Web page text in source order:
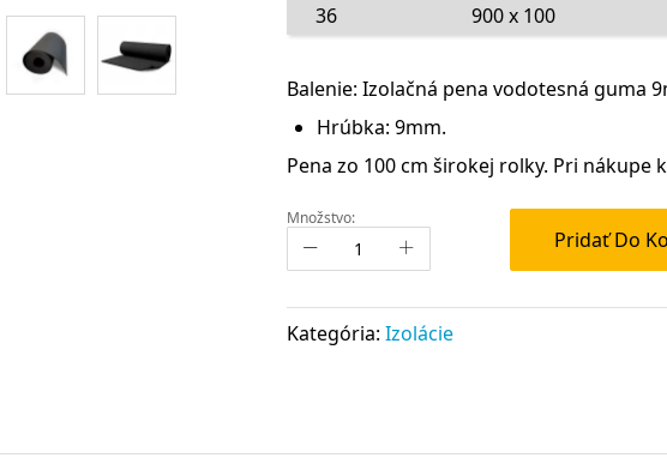
36
900 x 100
Balenie: Izolačná pena vodotesná guma
Hrúbka: 9mm.
Pena zo 100 cm širokej rolky. Pri
Množstvo:
Pridať Do
Kategória: Izolácie